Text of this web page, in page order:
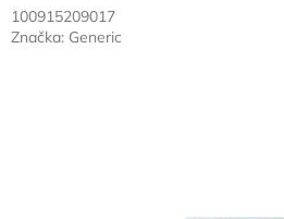
100915209017
Značka: Generic